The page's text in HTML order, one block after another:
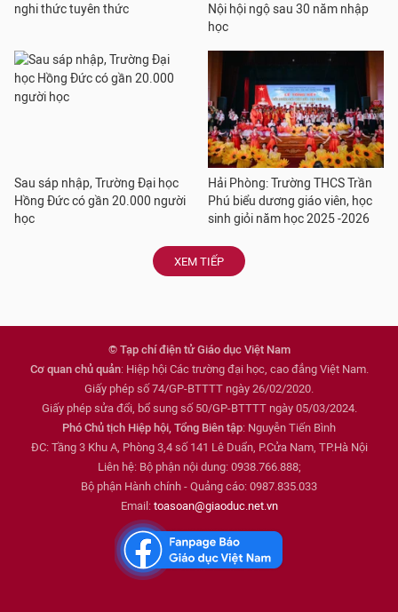
nghi thức tuyên thức
Nội hội ngộ sau 30 năm nhập
học
Sau sáp nhập, Trường Đại học
Hồng Đức có gần 20.000 người
học
Hải Phòng: Trường THCS Trần
Phú biểu dương giáo viên, học
sinh giỏi năm học 2025 -2026
XEM TIẾP
© Tạp chí điện tử Giáo dục Việt Nam
Cơ quan chủ quản: Hiệp hội Các trường đại học, cao đẳng Việt Nam.
Giấy phép số 74/GP-BTTTT ngày 26/02/2020.
Giấy phép sửa đổi, bổ sung số 50/GP-BTTTT ngày 05/03/2024.
Phó Chủ tịch Hiệp hội, Tổng Biên tập: Nguyễn Tiến Bình
ĐC: Tầng 3 Khu A, Phòng 3,4 số 141 Lê Duẩn, P.Cửa Nam, TP.Hà Nội
Liên hệ: Bộ phận nội dung: 0938.766.888;
Bộ phận Hành chính - Quảng cáo: 0987.835.033
Email: toasoan@giaoduc.net.vn